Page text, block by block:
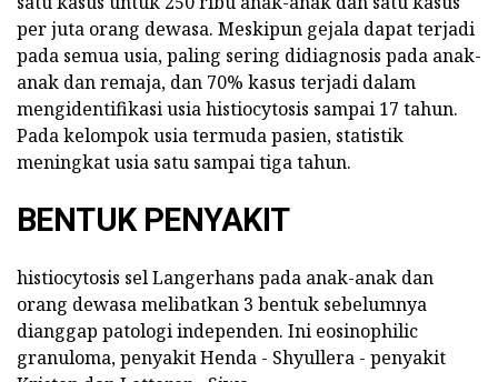
per juta orang dewasa. Meskipun gejala dapat terjadi
pada semua usia, paling sering didiagnosis pada anak-
anak dan remaja, dan 70% kasus terjadi dalam
mengidentifikasi usia histiocytosis sampai 17 tahun.
Pada kelompok usia termuda pasien, statistik
meningkat usia satu sampai tiga tahun.
BENTUK PENYAKIT
histiocytosis sel Langerhans pada anak-anak dan
orang dewasa melibatkan 3 bentuk sebelumnya
dianggap patologi independen. Ini eosinophilic
granuloma, penyakit Henda - Shyullera - penyakit